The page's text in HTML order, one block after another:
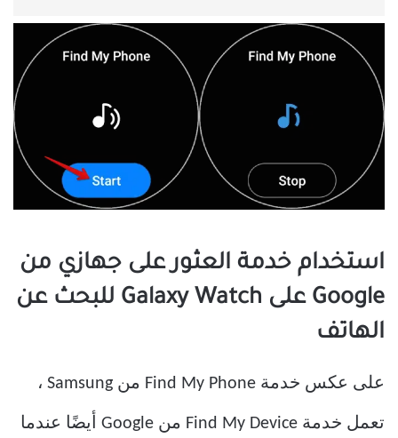
استخدام خدمة العثور على جهازي من
Google على Galaxy Watch للبحث عن
الهاتف
على عكس خدمة Find My Phone من Samsung ،
تعمل خدمة Find My Device من Google أيضًا عندما